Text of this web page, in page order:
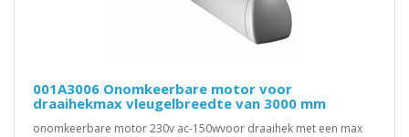
001A3006 Onomkeerbare motor voor
draaihekmax vleugelbreedte van 3000 mm
onomkeerbare motor 230v ac-150wvoor draaihek met een max